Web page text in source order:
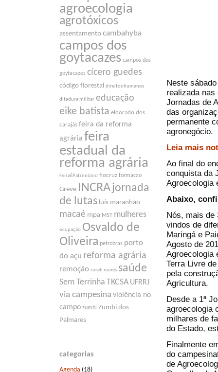
agroecologia
agrotóxicos
assentamento cambahyba
campos dos
goytacazes campos dos
goytacazes cícero guedes
código florestal direitos humanos
ditadura militar educação
eike batista eldorado dos
carajás feira da reforma
agrária feira
estadual da
reforma agrária
FeiraÉPatrimônio fiocruz formacao
Greve INCRA jornada
de lutas luís maranhão
macaé mpa MST mulheres
ocupação Osvaldo de
Oliveira petrobras porto
do açu reforma agrária
remoção roseli nunes saúde
Sem Terrinha TKCSA UFRRJ
via campesina violência no
campo zumbi Zumbi dos
Palmares
categorias
Agenda (18)
Neste
realizada nas
Jornadas de
das
permanente
agronegócio.
Leia mais
Ao final do
conquista da
Agroecologia
Abaixo,
Nós, mais de
vindos de
Maringá e
Agosto de
Agroecologia
Terra Livre
pela
Agricultura.
Desde a 1ª
agroecologia
milhares de
do Estado,
Finalmente
do
de